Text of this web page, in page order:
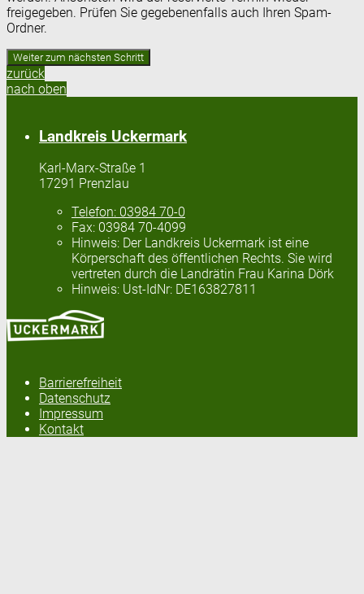
freigegeben. Prüfen Sie gegebenenfalls auch Ihren Spam-
Ordner.
zurück
nach oben
Landkreis Uckermark
Karl-Marx-Straße 1
17291 Prenzlau
Telefon: 03984 70-0
Fax: 03984 70-4099
Hinweis: Der Landkreis Uckermark ist eine
Körperschaft des öffentlichen Rechts. Sie wird
vertreten durch die Landrätin Frau Karina Dörk
Hinweis: Ust-IdNr: DE163827811
Barrierefreiheit
Datenschutz
Impressum
Kontakt